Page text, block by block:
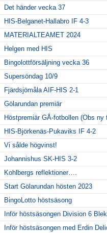
Det händer vecka 37
HIS-Belganet-Hallabro IF 4-3
MATERIALTEAMET 2024
Helgen med HIS
Bingolottförsäljning vecka 36
Supersöndag 10/9
Fjärdsjömåla AIF-HIS 2-1
Gölarundan premiär
Höstpremiär GÅ-fotbollen (Obs ny
HIS-Björkenäs-Pukaviks IF 4-2
Vi sålde högvinst!
Johannishus SK-HIS 3-2
Kohlbergs reflektioner….
Start Gölarundan hösten 2023
BingoLotto höstsäsong
Inför höstsäsongen Division 6
Inför höstsäsongen med Erdin